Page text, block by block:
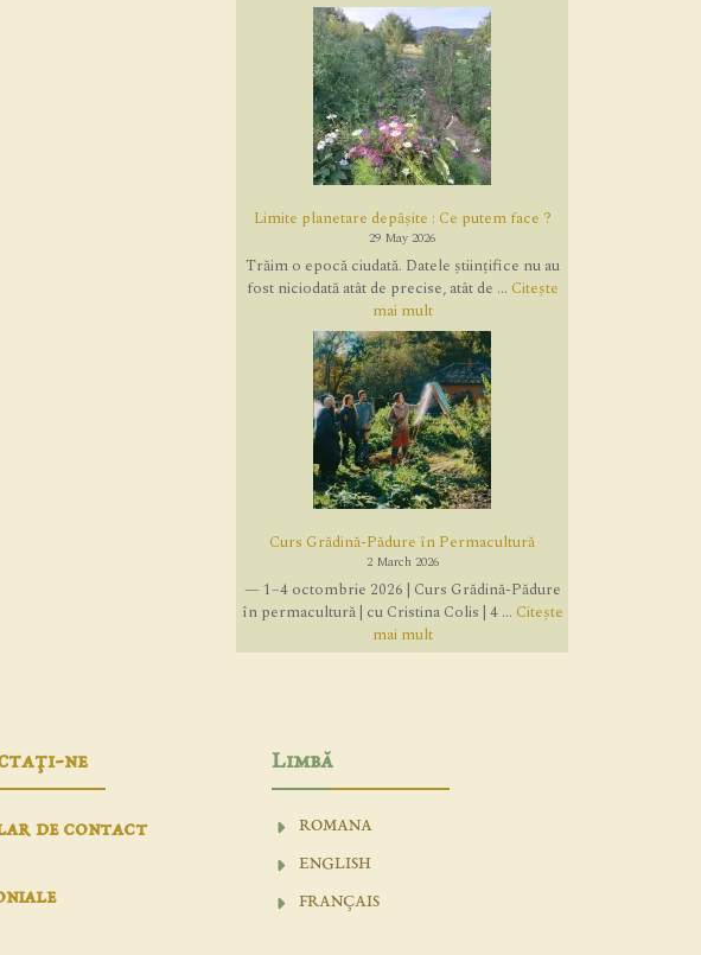
Limite planetare depășite : Ce putem face ?
29 May 2026
Trăim o epocă ciudată. Datele științifice nu au
fost niciodată atât de precise, atât de ... Citește
mai mult
Curs Grădină-Pădure în Permacultură
2 March 2026
— 1–4 octombrie 2026 | Curs Grădină-Pădure
în permacultură | cu Cristina Colis | 4 ... Citește
mai mult
ne
de contact
Limbă
ROMANA
ENGLISH
FRANÇAIS